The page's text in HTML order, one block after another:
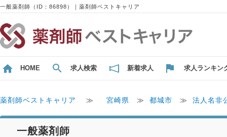
一般薬剤師（ID：86898）｜薬剤師ベストキャリア
HOME 求人検索 新着求人 求人ランキン
薬剤師ベストキャリア ≫ 宮崎県 ≫ 都城市 ≫ 法人名非
一般薬剤師